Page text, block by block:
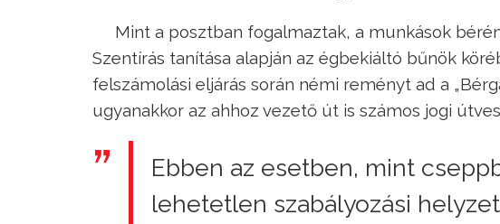
Mint a posztban fogalmaztak, a munkások
Szentírás tanítása alapján az égbekiáltó bűnök
felszámolási eljárás során némi reményt ad a
ugyanakkor az ahhoz vezető út is számos jogi
Ebben az esetben, mint
lehetetlen szabályozási